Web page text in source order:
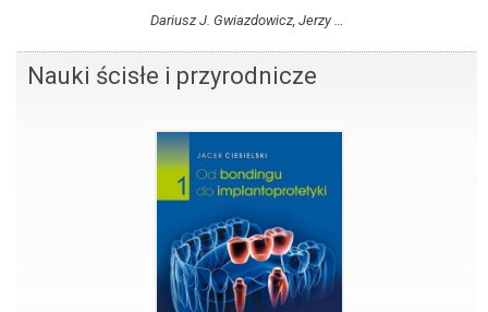
Dariusz J. Gwiazdowicz, Jerzy Wiśniewski
Nauki ścisłe i przyrodnicze